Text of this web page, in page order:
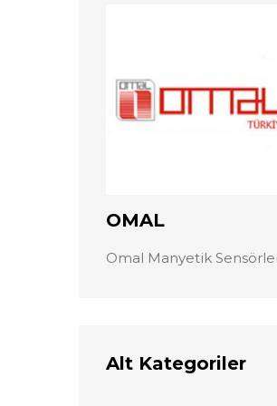
OMAL
Omal Manyetik
Alt Kategoriler